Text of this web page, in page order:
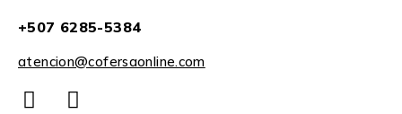
+507 6285-5384
atencion@cofersaonline.com